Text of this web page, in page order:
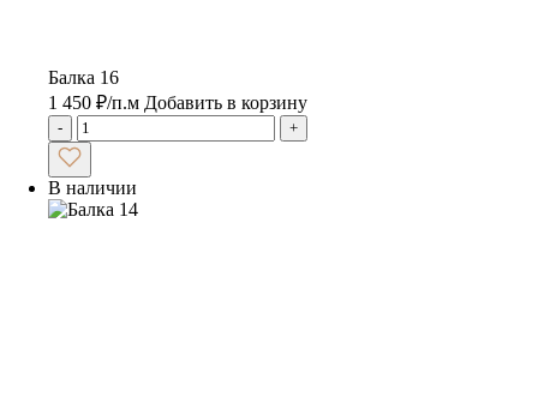
Балка 16
1 450 ₽/п.м Добавить в корзину
- +
В наличии